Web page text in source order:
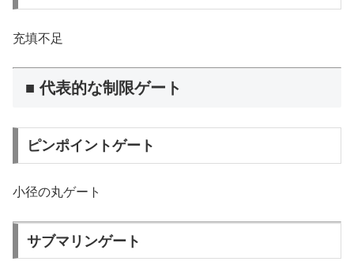
充填不足
■ 代表的な制限ゲート
ピンポイントゲート
小径の丸ゲート
サブマリンゲート